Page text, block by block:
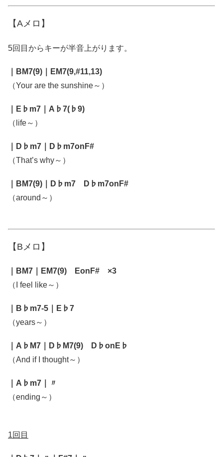
【Aメロ】
5回目からキーが半音上がります。
｜BM7(9)｜EM7(9,#11,13)
（Your are the sunshine～）
｜E♭m7｜A♭7(♭9)
（life～）
｜D♭m7｜D♭m7onF#
（That’s why～）
｜BM7(9)｜D♭m7 D♭m7onF#
（around～）
【Bメロ】
｜BM7｜EM7(9) EonF# ×3
（I feel like～）
｜B♭m7-5｜E♭7
（years～）
｜A♭M7｜D♭M7(9) D♭onE♭
（And if I thought～）
｜A♭m7｜〃
（ending～）
1回目